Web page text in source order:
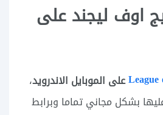
اوف ليجند على
على الموبايل الاندرويد،
بشكل مجاني تماما وبرابط